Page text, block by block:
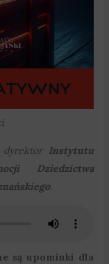
dyrektor Instytutu
Dziedzictwa
:
są upominki dla